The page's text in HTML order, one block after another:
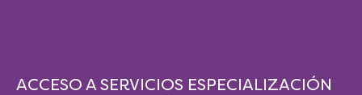
ACCESO A SERVICIOS ESPECIALIZACIÓN